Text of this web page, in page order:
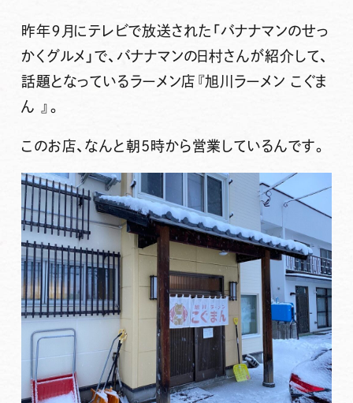
昨年９月にテレビで放送された「バナナマンのせっ
かくグルメ」で、バナナマンの日村さんが紹介して、
話題となっているラーメン店 『旭川ラーメン こぐま
ん 』 。
このお店、なんと朝5時から営業しているんです。